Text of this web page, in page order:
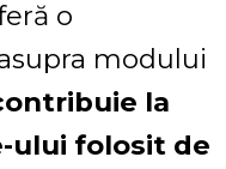
o
modului
la
ului folosit de